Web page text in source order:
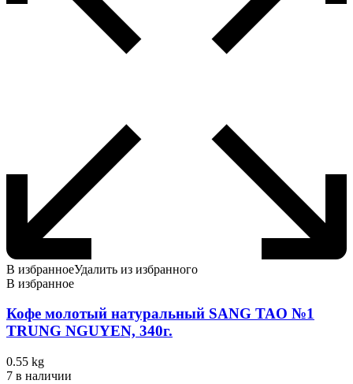
В избранноеУдалить из избранного
В избранное
Кофе молотый натуральный SANG TAO №1
TRUNG NGUYEN, 340г.
0.55 kg
7 в наличии